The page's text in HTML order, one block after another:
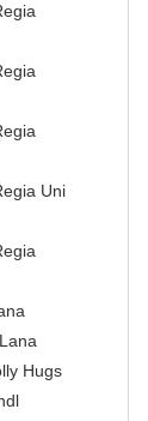
Uni
Hugs